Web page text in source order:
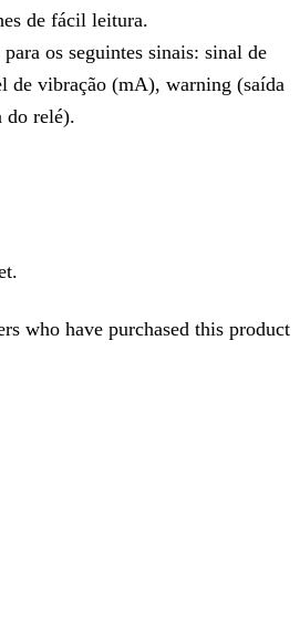
de fácil leitura.
os seguintes sinais: sinal de
de vibração (mA), warning (saída
do relé).
who have purchased this product